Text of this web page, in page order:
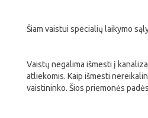
Šiam vaistui specialių laikymo
Vaistų negalima išmesti į
atliekomis. Kaip išmesti
vaistininko. Šios priemonės